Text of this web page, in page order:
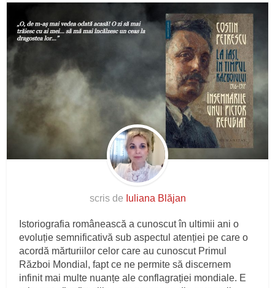
scris de Iuliana Blăjan
Istoriografia românească a cunoscut în ultimii ani o
evoluție semnificativă sub aspectul atenției pe care o
acordă mărturiilor celor care au cunoscut Primul
Război Mondial, fapt ce ne permite să discernem
infinit mai multe nuanțe ale conflagrației mondiale. E